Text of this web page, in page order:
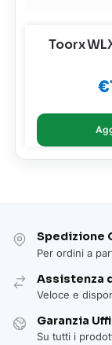
Toorx
€
Spedizione
Per ordini a
Assistenza
Veloce e
Garanzia
Su tutti i